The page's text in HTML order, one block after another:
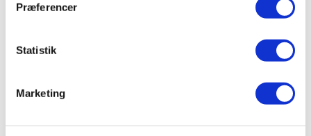
Præferencer
Statistik
Marketing
Erstatning for normalt grovfoder (hø, wraphø og
Let at spise
Meget lavt sukker- og stivelsesindhold